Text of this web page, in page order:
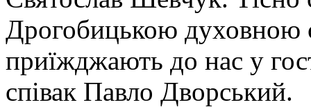
Дрогобицькою духовною
приїжджають до нас у
співак Павло Дворський.